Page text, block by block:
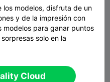
modelos, disfruta de un
y de la impresión con
modelos para ganar puntos
solo en la
Cloud